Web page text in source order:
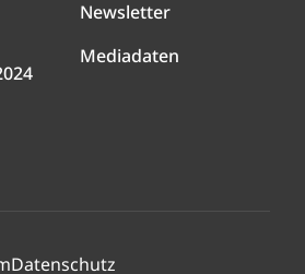
Newsletter
Mediadaten
Datenschutz